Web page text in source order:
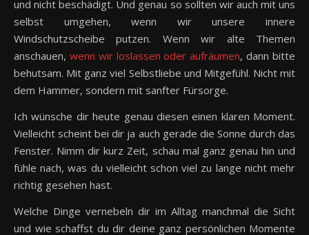
und nicht beschädigt. Und genau so sollten wir auch mit uns
selbst umgehen, wenn wir unsere innere
Windschutzscheibe putzen. Wenn wir alte Themen
anschauen, wenn wir loslassen oder aufräumen, dann bitte
behutsam. Mit ganz viel Selbstliebe und Mitgefühl. Nicht mit
dem Hammer, sondern mit sanfter Fürsorge.
Ich wünsche dir heute genau diesen einen klaren Moment.
Vielleicht scheint bei dir ja auch gerade die Sonne durch das
Fenster. Nimm dir kurz Zeit, schau mal ganz genau hin und
fühle nach, was du vielleicht schon viel zu lange nicht mehr
richtig gesehen hast.
Welche Dinge vernebeln dir im Alltag manchmal die Sicht
und wie schaffst du dir deine ganz persönlichen Momente